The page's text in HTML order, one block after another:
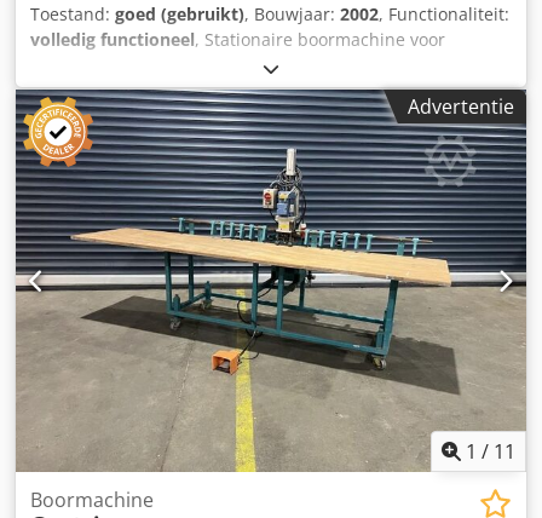
Toestand: goed (gebruikt), Bouwjaar: 2002, Functionaliteit:
volledig functioneel, Stationaire boormachine voor
meubelonderdelen, voor het boren van rijboringen en
beslaggaten, uitgerust met een rijboringkop en een
beslagboorkop voor HETTICH-beslag. - Booraggregaat
verstelbaar in tafeldiepte Codpezbh Htefx Aa Deha
Hierdoor kunnen bijvoorbeeld 2 rijboringen parallel
worden geboord zonder het werkstuk te hoeven
verplaatsen - Boormotor 1,1 kW, 2.820 tpm - Pneumatische
invoer via voetventiel, slag 90 mm - Aanslagsysteem met
opklapbare aanslagen - Pneumatische werkstukspanning -
Snelwisselsysteem voor boorkoppen Aanwezige
boorkoppen: - BKF-15/32 rijboorkop met 15 spindels, steek
32 mm - 3-spindel beslagboorkop voor Hettich-beslag
Aansluitwaarden: 400 V, 50 Hz, 3 fasen
Advertentie
1 / 11
Boormachine